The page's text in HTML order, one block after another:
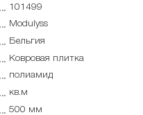
101499
Modulyss
Бельгия
Ковровая плитка
полиамид
кв.м
500 мм